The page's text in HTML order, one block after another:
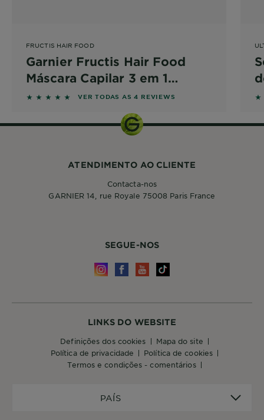
FRUCTIS HAIR FOOD
Garnier Fructis Hair Food
Máscara Capilar 3 em 1
Banana Nutritiva
5 out of 5 stars based on reviews
VER TODAS AS 4 REVIEWS
PAÍS
LINKS DO WEBSITE
definições dos cookies
mapa do site
política de privacidade
política de cookies
termos e condições - comentários
SEGUE-NOS
ATENDIMENTO AO CLIENTE
Contacta-nos
GARNIER 14, rue Royale 75008 Paris France